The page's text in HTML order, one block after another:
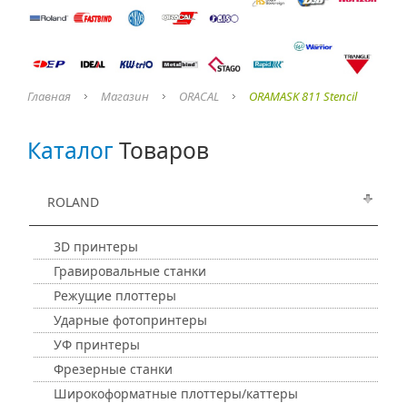
Главная Магазин ORACAL ORAMASK 811 Stencil
КаталогТоваров
ROLAND
3D принтеры
Гравировальные станки
Режущие плоттеры
Ударные фотопринтеры
УФ принтеры
Фрезерные станки
Широкоформатные плоттеры/каттеры